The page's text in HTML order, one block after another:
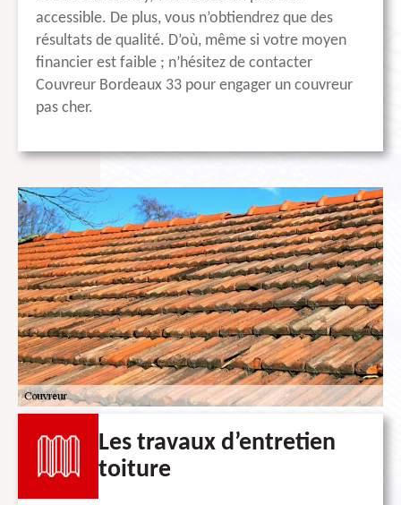
accessible. De plus, vous n’obtiendrez que des
résultats de qualité. D’où, même si votre moyen
financier est faible ; n’hésitez de contacter
Couvreur Bordeaux 33 pour engager un couvreur
pas cher.
Les travaux d’entretien
toiture